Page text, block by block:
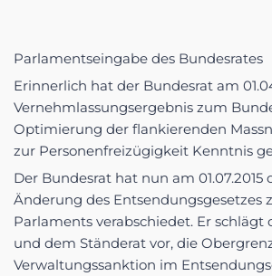
Parlamentseingabe des Bundesrates
Erinnerlich hat der Bundesrat am
Vernehmlassungsergebnis zum
Optimierung der flankierenden
zur Personenfreizügigkeit Kenntnis
Der Bundesrat hat nun am 01.07.2015
Änderung des Entsendungsgesetzes
Parlaments verabschiedet. Er schlägt
und dem Ständerat vor, die
Verwaltungssanktion im